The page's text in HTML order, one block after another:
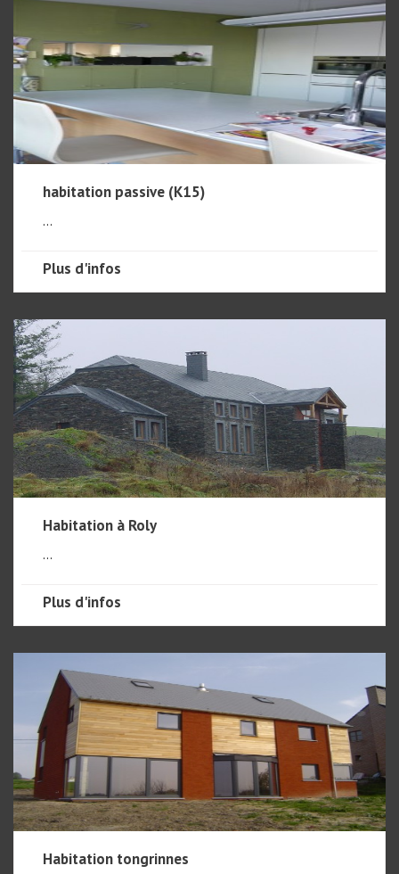
habitation passive (K15)
...
Plus d'infos
Habitation à Roly
...
Plus d'infos
Habitation tongrinnes